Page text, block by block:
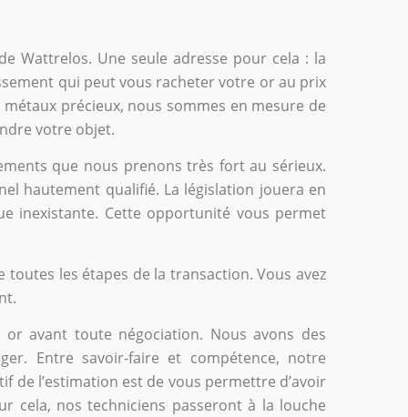
Wattrelos. Une seule adresse pour cela : la
qui peut vous racheter votre or au prix
précieux, nous sommes en mesure de
votre objet.
que nous prenons très fort au sérieux.
hautement qualifié. La législation jouera en
inexistante. Cette opportunité vous permet
les étapes de la transaction. Vous avez
avant toute négociation. Nous avons des
Entre savoir-faire et compétence, notre
de l’estimation est de vous permettre d’avoir
cela, nos techniciens passeront à la louche